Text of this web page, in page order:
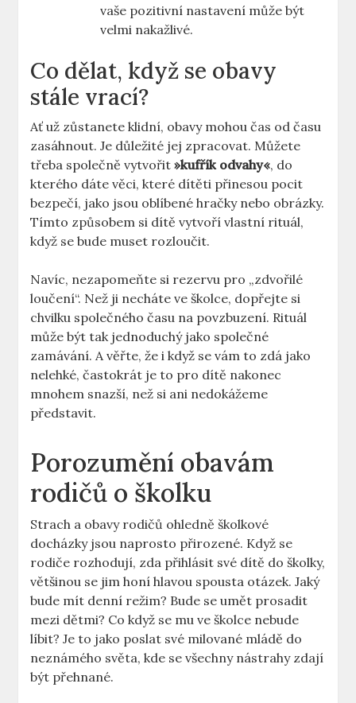
vaše pozitivní nastavení může být
velmi nakažlivé.
Co dělat, když se obavy
stále vrací?
Ať už zůstanete klidní, obavy mohou čas od času
zasáhnout. Je důležité jej zpracovat. Můžete
třeba společně vytvořit»kufřík odvahy«, do
kterého dáte věci, které dítěti přinesou pocit
bezpečí, jako jsou oblíbené hračky nebo obrázky.
Tímto způsobem si dítě vytvoří vlastní rituál,
když se bude muset rozloučit.
Navíc, nezapomeňte si rezervu pro „zdvořilé
loučení“. Než ji necháte ve školce, dopřejte si
chvilku společného času na povzbuzení. Rituál
může být tak jednoduchý jako společné
zamávání. A věřte, že i když se vám to zdá jako
nelehké, častokrát je to pro dítě nakonec
mnohem snazší, než si ani nedokážeme
představit.
Porozumění obavám
rodičů o školku
Strach a obavy rodičů ohledně školkové
docházky jsou naprosto přirozené. Když se
rodiče rozhodují, zda přihlásit své dítě do školky,
většinou se jim honí hlavou spousta otázek. Jaký
bude mít denní režim? Bude se umět prosadit
mezi dětmi? Co když se mu ve školce nebude
líbit? Je to jako poslat své milované mládě do
neznámého světa, kde se všechny nástrahy zdají
být přehnané.